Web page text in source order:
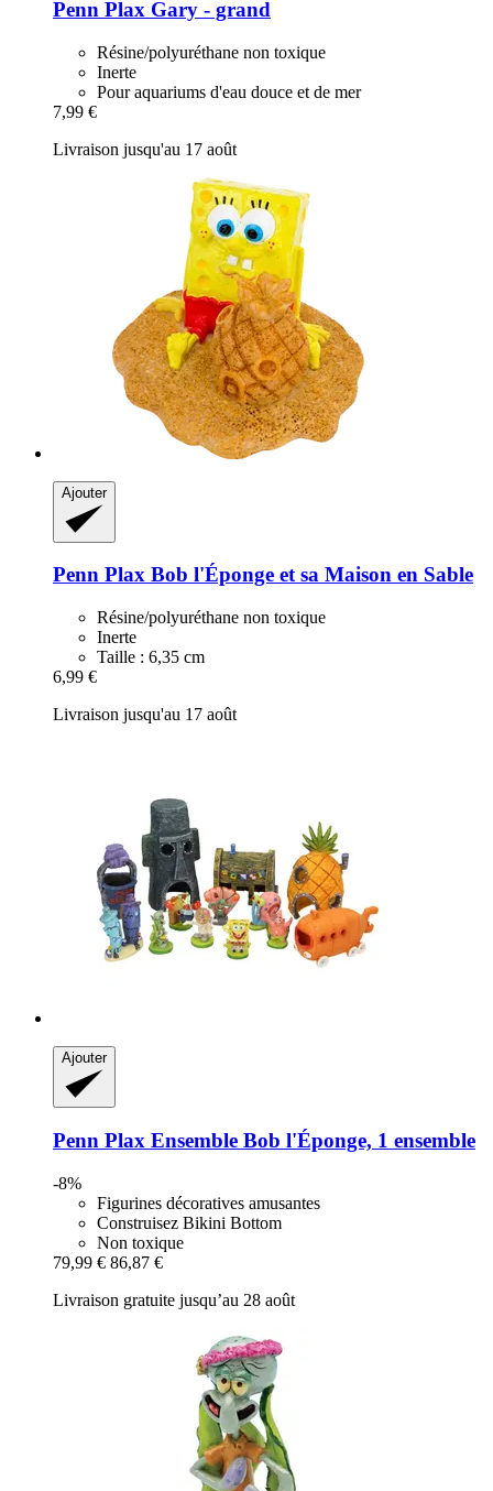
Penn Plax Gary -​ grand
Résine/polyuréthane non toxique
Inerte
Pour aquariums d'eau douce et de mer
7,99 €
Livraison jusqu'au 17 août
Ajouter
Penn Plax Bob l'Éponge et sa Maison en Sable
Résine/polyuréthane non toxique
Inerte
Taille : 6,35 cm
6,99 €
Livraison jusqu'au 17 août
Ajouter
Penn Plax Ensemble Bob l'Éponge, 1 ensemble
-8%
Figurines décoratives amusantes
Construisez Bikini Bottom
Non toxique
79,99 € 86,87 €
Livraison gratuite jusqu’au 28 août